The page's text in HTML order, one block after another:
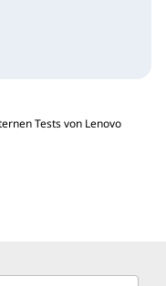
Tests von Lenovo